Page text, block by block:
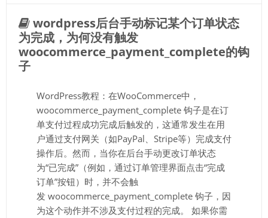
wordpress后台手动标记某个订单状态
为完成，为何没有触发
woocommerce_payment_complete的钩
子
WordPress教程：在WooCommerce中，
woocommerce_payment_complete 钩子是在订
单支付过程成功完成后触发的，这通常发生在用
户通过支付网关（如PayPal、Stripe等）完成支付
操作后。然而，当你在后台手动更改订单状态
为“已完成”（例如，通过订单管理界面点击“完成
订单”按钮）时，并不会触
发 woocommerce_payment_complete 钩子，因
为这个动作并不涉及支付过程的完成。 如果你需